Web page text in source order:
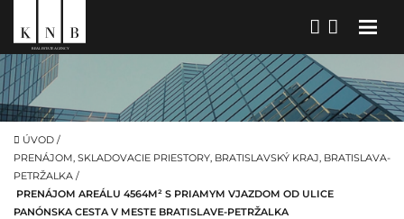
ÚVOD /
PRENÁJOM, SKLADOVACIE PRIESTORY, BRATISLAVSKÝ KRAJ, BRATISLAVA-
PETRŽALKA /
PRENÁJOM AREÁLU 4564M² S PRIAMYM VJAZDOM OD ULICE
PANÓNSKA CESTA V MESTE BRATISLAVE-PETRŽALKA